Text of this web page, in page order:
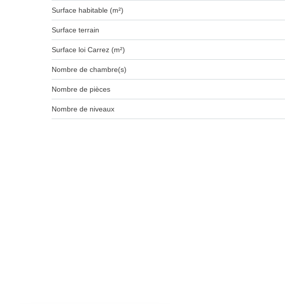
Surface habitable (m²)
surface terrain
Surface loi Carrez (m²)
Nombre de chambre(s)
Nombre de pièces
Nombre de niveaux